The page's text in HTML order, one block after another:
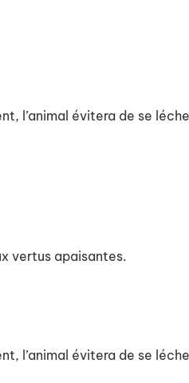
l’animal évitera de se
vertus apaisantes.
l’animal évitera de se